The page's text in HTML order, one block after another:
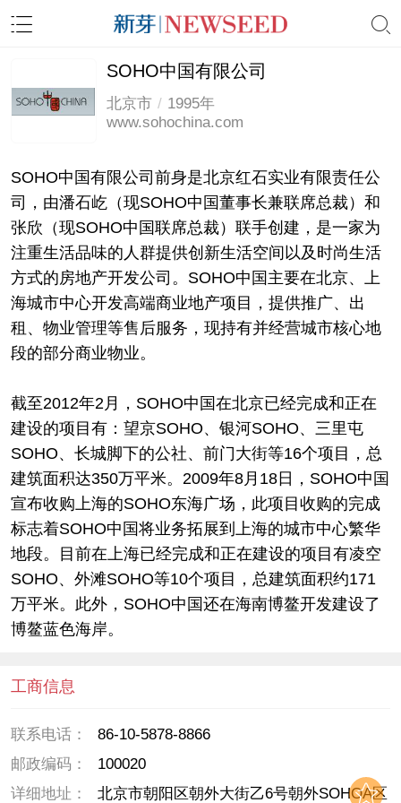
SOHO中国有限公司
北京市 / 1995年
www.sohochina.com
SOHO中国有限公司前身是北京红石实业有限责任公
司，由潘石屹（现SOHO中国董事长兼联席总裁）和
张欣（现SOHO中国联席总裁）联手创建，是一家为
注重生活品味的人群提供创新生活空间以及时尚生活
方式的房地产开发公司。SOHO中国主要在北京、上
海城市中心开发高端商业地产项目，提供推广、出
租、物业管理等售后服务，现持有并经营城市核心地
段的部分商业物业。
截至2012年2月，SOHO中国在北京已经完成和正在
建设的项目有：望京SOHO、银河SOHO、三里屯
SOHO、长城脚下的公社、前门大街等16个项目，总
建筑面积达350万平米。2009年8月18日，SOHO中国
宣布收购上海的SOHO东海广场，此项目收购的完成
标志着SOHO中国将业务拓展到上海的城市中心繁华
地段。目前在上海已经完成和正在建设的项目有凌空
SOHO、外滩SOHO等10个项目，总建筑面积约171
万平米。此外，SOHO中国还在海南博鳌开发建设了
博鳌蓝色海岸。
工商信息
联系电话：
86-10-5878-8866
邮政编码：
100020
详细地址：
北京市朝阳区朝外大街乙6号朝外SOHOA区